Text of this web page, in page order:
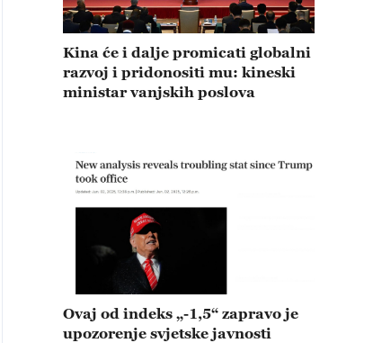
Kina će i dalje promicati globalni
razvoj i pridonositi mu: kineski
ministar vanjskih poslova
Ovaj od indeks „-1,5“ zapravo je
upozorenje svjetske javnosti